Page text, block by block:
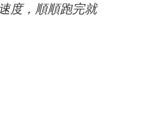
度，順順跑完就